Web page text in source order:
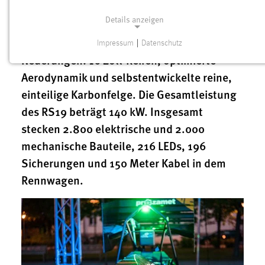
Student Teams das Ergebnis ihrer harter
Arbeit bei der Enthüllung. Wesentliche
Neuerungen: 16 Zoll-Reifen, optimierte
Aerodynamik und selbstentwickelte reine,
einteilige Karbonfelge. Die Gesamtleistung
des RS19 beträgt 140 kW. Insgesamt
stecken 2.800 elektrische und 2.000
mechanische Bauteile, 216 LEDs, 196
Sicherungen und 150 Meter Kabel in dem
Rennwagen.
Details anzeigen
Notwendige Cookies ermöglichen grundlegende
Funktionen und sind für die einwandfreie Funktion der
Website erforderlich.
Einverständnis
Name:
cookie_consent
Zweck:
Dieser Cookie speichert die ausgewählten Einverständnis-
Optionen des Benutzers
Cookie Laufzeit:
1 Jahr
Impressum Datenschutz